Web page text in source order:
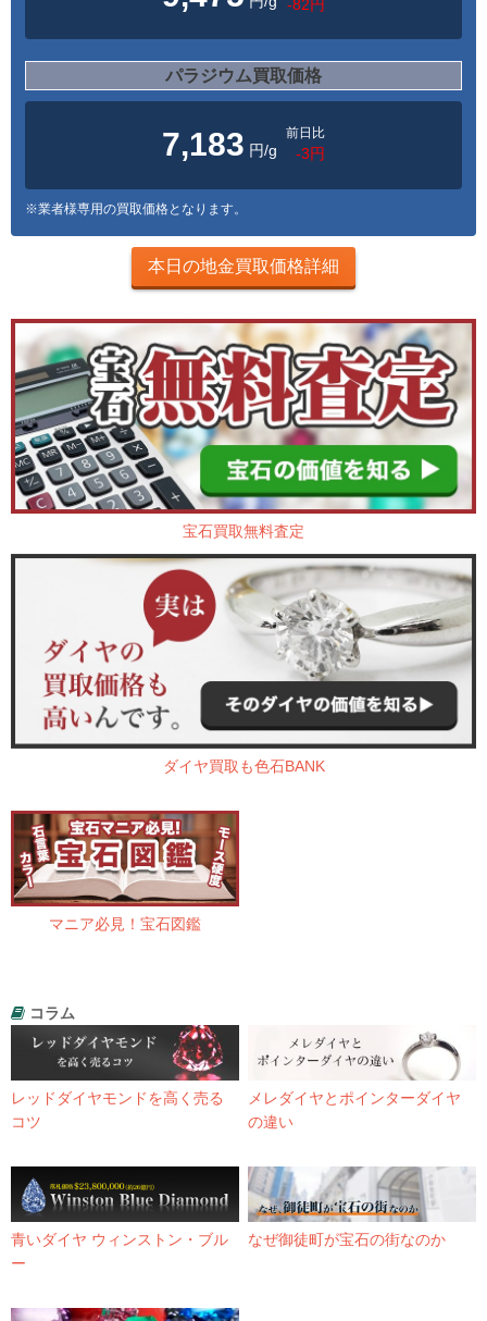
-82円
パラジウム買取価格
7,183 円/g
前日比
-3円
※業者様専用の買取価格となります。
本日の地金買取価格詳細
宝石買取無料査定
ダイヤ買取も色石BANK
マニア必見！宝石図鑑
コラム
レッドダイヤモンドを高く売る
コツ
メレダイヤとポインターダイヤ
の違い
青いダイヤ ウィンストン・ブル
ー
なぜ御徒町が宝石の街なのか